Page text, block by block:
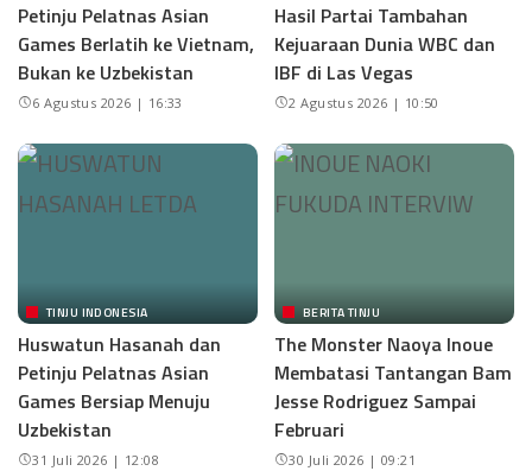
Petinju Pelatnas Asian
Games Berlatih ke Vietnam,
Bukan ke Uzbekistan
6 Agustus 2026 | 16:33
Hasil Partai Tambahan
Kejuaraan Dunia WBC dan
IBF di Las Vegas
2 Agustus 2026 | 10:50
TINJU INDONESIA
Huswatun Hasanah dan
Petinju Pelatnas Asian
Games Bersiap Menuju
Uzbekistan
31 Juli 2026 | 12:08
BERITA TINJU
The Monster Naoya Inoue
Membatasi Tantangan Bam
Jesse Rodriguez Sampai
Februari
30 Juli 2026 | 09:21